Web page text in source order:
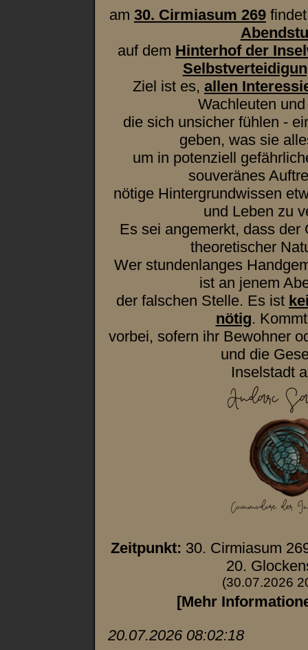
am 30. Cirmiasum 269
auf dem Hinterhof der
Ziel ist es, allen
Wachleuten
die sich unsicher fühlen -
geben, was sie
um in potenziell
souveränes
nötige Hintergrundwissen
und Leben zu
Es sei angemerkt, dass der
theoretischer
Wer stundenlanges
ist an jenem
der falschen Stelle. Es ist
nötig.
vorbei, sofern ihr Bewohner
und die
Inselstadt
Zeitpunkt: 30. Cirmiasum
20.
(30.07.2026
[Mehr
20.07.2026 08:02:18